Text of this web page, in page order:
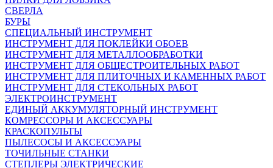
СВЕРЛА
БУРЫ
СПЕЦИАЛЬНЫЙ ИНСТРУМЕНТ
ИНСТРУМЕНТ ДЛЯ ПОКЛЕЙКИ ОБОЕВ
ИНСТРУМЕНТ ДЛЯ МЕТАЛЛООБРАБОТКИ
ИНСТРУМЕНТ ДЛЯ ОБЩЕСТРОИТЕЛЬНЫХ РАБОТ
ИНСТРУМЕНТ ДЛЯ ПЛИТОЧНЫХ И КАМЕННЫХ РАБОТ
ИНСТРУМЕНТ ДЛЯ СТЕКОЛЬНЫХ РАБОТ
ЭЛЕКТРОИНСТРУМЕНТ
ЕДИНЫЙ АККУМУЛЯТОРНЫЙ ИНСТРУМЕНТ
КОМРЕССОРЫ И АКСЕССУАРЫ
КРАСКОПУЛЬТЫ
ПЫЛЕСОСЫ И АКСЕССУАРЫ
ТОЧИЛЬНЫЕ СТАНКИ
СТЕПЛЕРЫ ЭЛЕКТРИЧЕСКИЕ